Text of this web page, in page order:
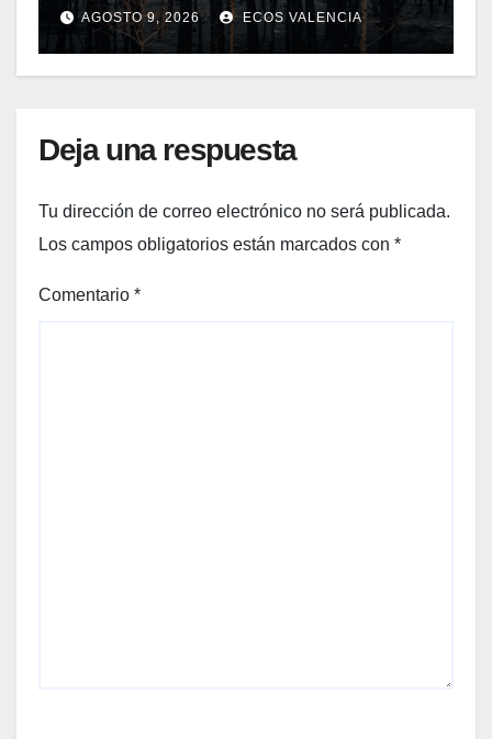
AGOSTO 9, 2026 ECOS VALENCIA
Deja una respuesta
Tu dirección de correo electrónico no será publicada.
Los campos obligatorios están marcados con *
Comentario *